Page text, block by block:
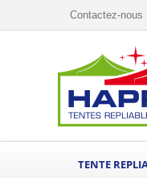
Contactez-nous
TENTE